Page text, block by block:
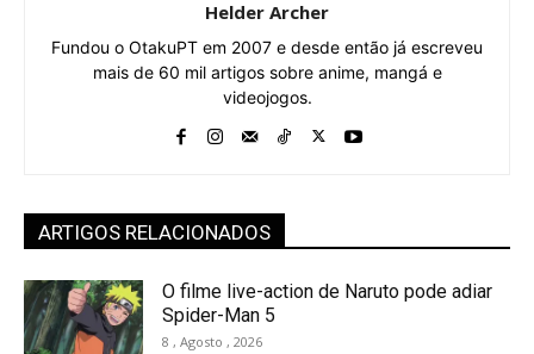
Helder Archer
Fundou o OtakuPT em 2007 e desde então já escreveu
mais de 60 mil artigos sobre anime, mangá e
videojogos.
ARTIGOS RELACIONADOS
O filme live-action de Naruto pode adiar
Spider-Man 5
8 , Agosto , 2026